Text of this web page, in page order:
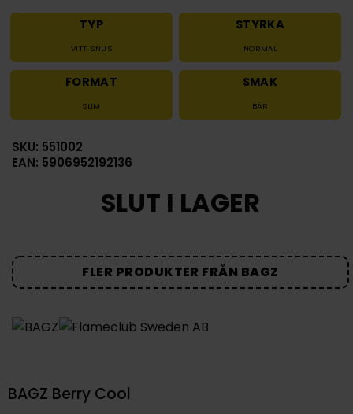
TYP
VITT SNUS
STYRKA
NORMAL
FORMAT
SLIM
SMAK
BÄR
SKU: 551002
EAN: 5906952192136
SLUT I LAGER
FLER PRODUKTER FRÅN BAGZ
BAGZ Berry Cool